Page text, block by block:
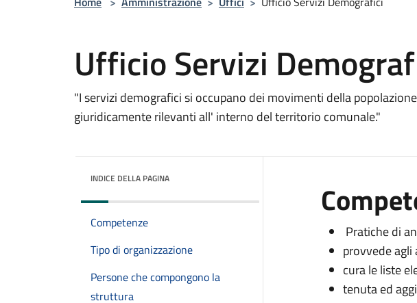
Ufficio Servizi
"I servizi demografici si occupano dei movimenti della
giuridicamente rilevanti all' interno del territorio comunale."
INDICE DELLA PAGINA
Competenze
Tipo di organizzazione
Persone che compongono la
struttura
Pratiche di
provvede
cura le liste
tenuta ed